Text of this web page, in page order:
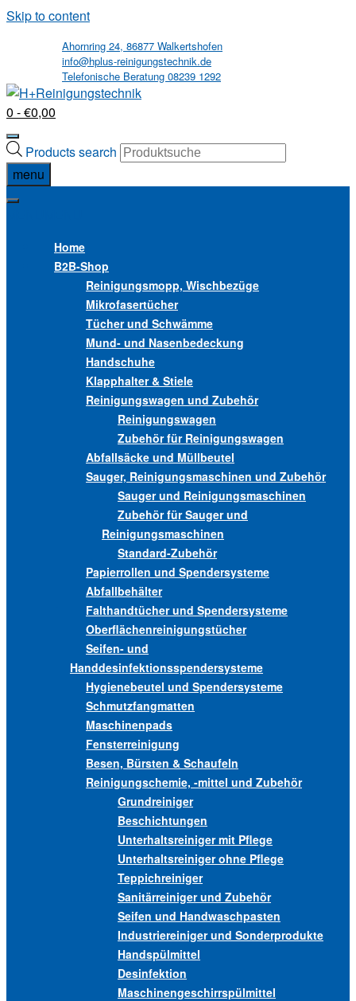
Skip to content
Ahornring 24, 86877 Walkertshofen
info@hplus-reinigungstechnik.de
Telefonische Beratung 08239 1292
0 - €0,00
Products search
menu
Home
B2B-Shop
Reinigungsmopp, Wischbezüge
Mikrofasertücher
Tücher und Schwämme
Mund- und Nasenbedeckung
Handschuhe
Klapphalter & Stiele
Reinigungswagen und Zubehör
Reinigungswagen
Zubehör für Reinigungswagen
Abfallsäcke und Müllbeutel
Sauger, Reinigungsmaschinen und Zubehör
Sauger und Reinigungsmaschinen
Zubehör für Sauger und
Reinigungsmaschinen
Standard-Zubehör
Papierrollen und Spendersysteme
Abfallbehälter
Falthandtücher und Spendersysteme
Oberflächenreinigungstücher
Seifen- und
Handdesinfektionsspendersysteme
Hygienebeutel und Spendersysteme
Schmutzfangmatten
Maschinenpads
Fensterreinigung
Besen, Bürsten & Schaufeln
Reinigungschemie, -mittel und Zubehör
Grundreiniger
Beschichtungen
Unterhaltsreiniger mit Pflege
Unterhaltsreiniger ohne Pflege
Teppichreiniger
Sanitärreiniger und Zubehör
Seifen und Handwaschpasten
Industriereiniger und Sonderprodukte
Handspülmittel
Desinfektion
Maschinengeschirrspülmittel